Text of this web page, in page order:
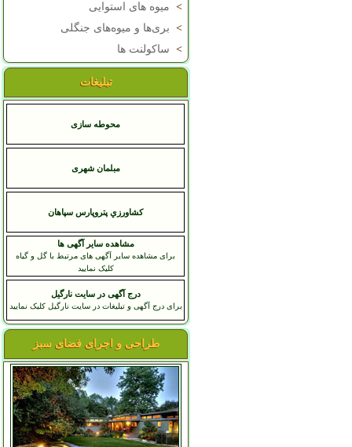
> میوه های استوایی
> بری‌ها و میوه‌های جنگلی
> ساکولنت ها
تبلیغات
محوطه سازی
مبلمان شهری
کشاورزي پتروپارس سپاهان
مشاهده سایر آگهی ها
برای مشاهده سایر آگهی های مرتبط با گل و گیاه
کلیک نمایید
درج آگهی در سایت نارگیل
برای درج آگهی و تبلیغات در سایت نارگیل کلیک نمایید
طراحی و اجرای فضای سبز